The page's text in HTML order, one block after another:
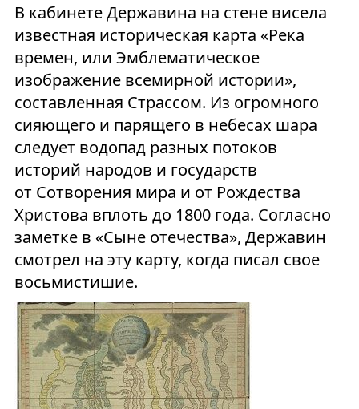
В кабинете Державина на стене висела
известная историческая карта «Река
времен, или Эмблематическое
изображение всемирной истории»,
составленная Страссом. Из огромного
сияющего и парящего в небесах шара
следует водопад разных потоков
историй народов и государств
от Сотворения мира и от Рождества
Христова вплоть до 1800 года. Согласно
заметке в «Сыне отечества», Державин
смотрел на эту карту, когда писал свое
восьмистишие.